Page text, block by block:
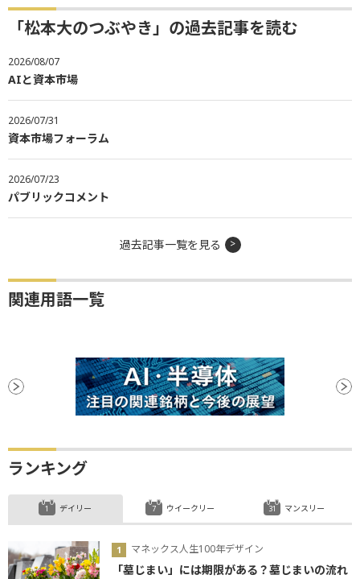
「松本大のつぶやき」の過去記事を読む
2026/08/07
AIと資本市場
2026/07/31
資本市場フォーラム
2026/07/23
パブリックコメント
過去記事一覧を見る
関連用語一覧
ランキング
デイリー
マネックス人生100年デザイン
「墓じまい」には期限がある？墓じまいの流れ
ウイークリー マンスリー